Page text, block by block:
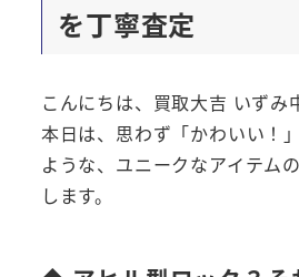
を丁寧査定
こんにちは、買取大吉 いずみ
本日は、思わず「かわいい！
ような、ユニークなアイテム
します。